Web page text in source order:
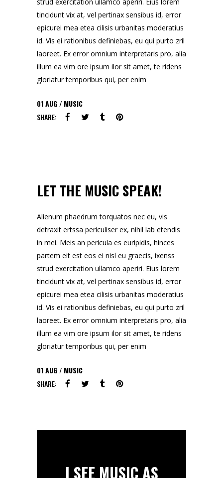
tincidunt vix at, vel pertinax sensibus id, error
epicurei mea etea cilisis urbanitas moderatius
id. Vis ei rationibus definiebas, eu qui purto zril
laoreet. Ex error omnium interpretaris pro, alia
illum ea vim ore ipsum ilor sit amet, te ridens
gloriatur temporibus qui, per enim
01AUG
MUSIC
SHARE:
LET THE MUSIC SPEAK!
Alienum phaedrum torquatos nec eu, vis
detraxit ertssa periculiser ex, nihil lab etendis
in mei. Meis an pericula es euripidis, hinces
partem eit est eos ei nisl eu graecis, ixenss
strud exercitation ullamco aperiri. Eius lorem
tincidunt vix at, vel pertinax sensibus id, error
epicurei mea etea cilisis urbanitas moderatius
id. Vis ei rationibus definiebas, eu qui purto zril
laoreet. Ex error omnium interpretaris pro, alia
illum ea vim ore ipsum ilor sit amet, te ridens
gloriatur temporibus qui, per enim
01AUG
MUSIC
SHARE:
I SEE MUSIC AS